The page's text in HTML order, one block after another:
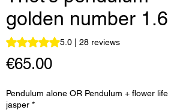
golden number 1.6
Rating is 5.0 out of five stars based on 28
5.0 | 28 reviews
€65.00Price
Pendulum alone OR Pendulum + flower life
jasper *